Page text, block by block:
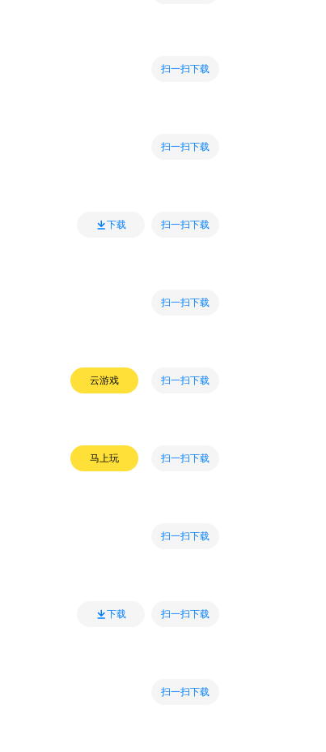
扫一扫下载
扫一扫下载
下载 扫一扫下载
扫一扫下载
云游戏 扫一扫下载
马上玩 扫一扫下载
扫一扫下载
下载 扫一扫下载
扫一扫下载